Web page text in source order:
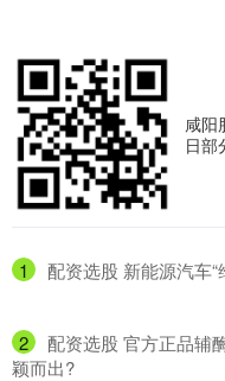
咸阳
日部
1 配资选股 新能源汽车“
2
配资选股 官方正品辅
颖而出?